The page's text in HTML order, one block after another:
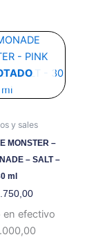
producto
y sales
MONSTER –
– SALT –
ml
en efectivo
Este
producto
tiene
múltiples
Las
opciones
se
pueden
elegir
la